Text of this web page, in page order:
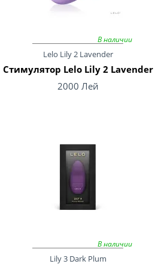
В наличии
Lelo Lily 2 Lavender
Стимулятор Lelo Lily 2 Lavender
2000 Лей
В наличии
Lily 3 Dark Plum